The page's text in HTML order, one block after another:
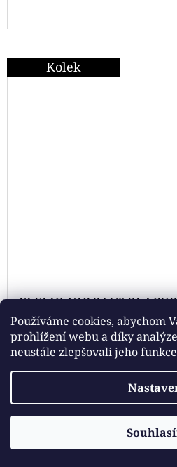
Používáme cookies, abychom
prohlížení webu a díky
neustále zlepšovali jeho
Kolek
ELFLIQ NIC SALT
10ML